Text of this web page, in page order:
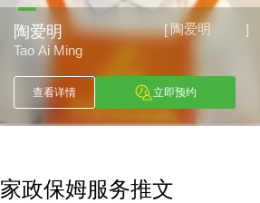
[陶爱明 ]
陶爱明
Tao Ai Ming
查看详情 立即预约
家政保姆服务推文